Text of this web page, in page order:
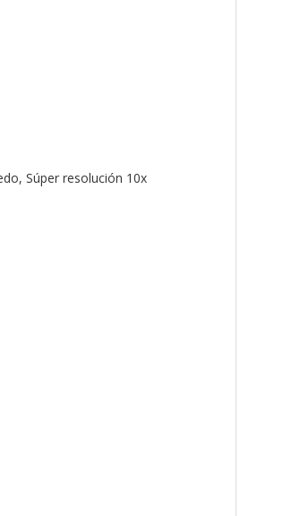
Súper resolución 10x